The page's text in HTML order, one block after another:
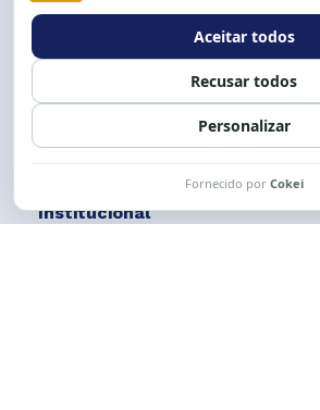
Expediente: 8h às 12h e 13
Siga nossas redes
Institucional